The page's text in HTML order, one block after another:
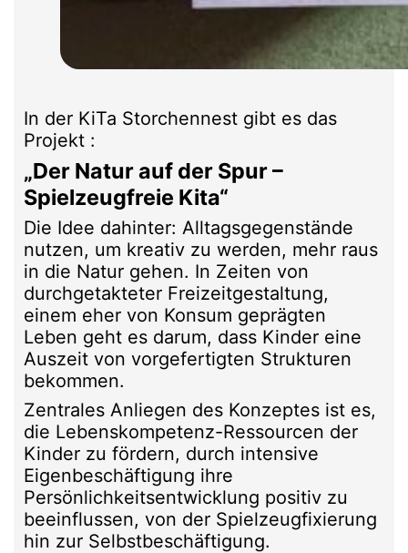
In der KiTa Storchennest gibt es das
Projekt :
„Der Natur auf der Spur –
Spielzeugfreie Kita“
Die Idee dahinter: Alltagsgegenstände
nutzen, um kreativ zu werden, mehr raus
in die Natur gehen. In Zeiten von
durchgetakteter Freizeitgestaltung,
einem eher von Konsum geprägten
Leben geht es darum, dass Kinder eine
Auszeit von vorgefertigten Strukturen
bekommen.
Zentrales Anliegen des Konzeptes ist es,
die Lebenskompetenz-Ressourcen der
Kinder zu fördern, durch intensive
Eigenbeschäftigung ihre
Persönlichkeitsentwicklung positiv zu
beeinflussen, von der Spielzeugfixierung
hin zur Selbstbeschäftigung.